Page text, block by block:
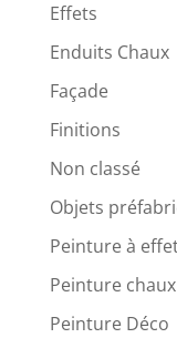
Effets
Enduits Chaux
Façade
Finitions
Non classé
Objets
Peinture à
Peinture chaux
Peinture Déco